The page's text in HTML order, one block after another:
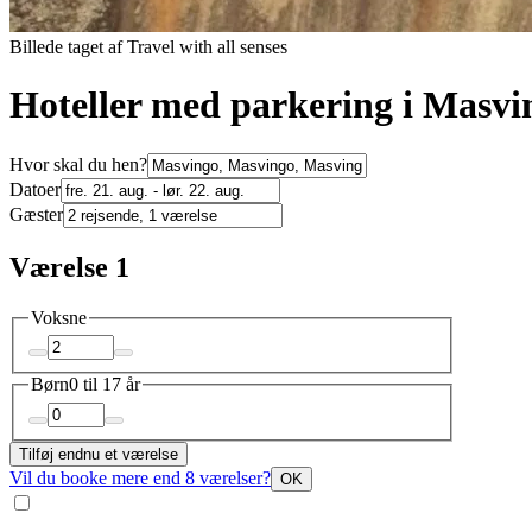
Billede taget af Travel with all senses
Hoteller med parkering i
Hvor skal du hen?
Datoer
Gæster
Værelse 1
Voksne
Børn0 til 17 år
Tilføj endnu et værelse
Vil du booke mere end 8 værelser? OK